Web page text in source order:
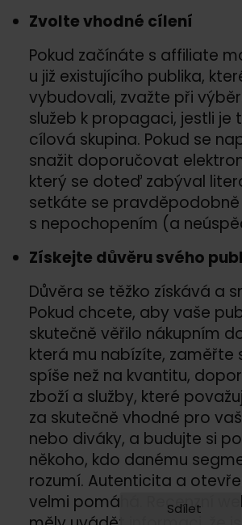
Zvolte vhodné cílení
Pokud začínáte s affiliate
u již existujícího publika,
vybudovali, zvažte při
služeb k propagaci, jestli je
cílová skupina. Pokud se
snažit doporučovat
který se doteď zabýval
setkáte se pravděpodobně
s nepochopením (a
Získejte důvěru svého
Důvěra se těžko získává a
Pokud chcete, aby vaše
skutečně věřilo nákupním
která mu nabízíte, zaměřte
spíše než na kvantitu,
zboží a služby, které
za skutečně vhodné pro
nebo diváky, a budujte si
někoho, kdo danému
rozumí. Autenticita a
velmi pomáhá. Recenzní
Sdílet